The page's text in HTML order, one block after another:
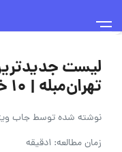
لیست
تهران‌مبله | ۱۰ خرداد ۱۴۰۵
نوشته شده توسطجاب
زمان مطالعه: 1دقیقه